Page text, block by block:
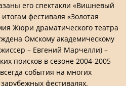
его спектакли «Вишневый
фестиваля «Золотая
Жюри драматического театра
Омскому академическому
– Евгений Марчелли) –
поисков в сезоне 2004-2005
события на многих
фестивалях.